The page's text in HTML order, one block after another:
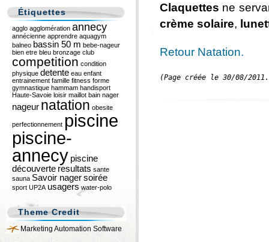
Claquettes ne
crème solaire,
Retour Natation.
(Page créée le 30/08/
Étiquettes
agglo agglomération annecy
annécienne apprendre aquagym
balneo bassin 50 m bebe-nageur
bien etre bleu bronzage club
competition condition
physique detente eau enfant
entrainement famille fitness forme
gymnastique hammam handisport
Haute-Savoie loisir maillot bain nager
nageur natation obesite
perfectionnement piscine
piscine-
annecy piscine
découverte resultats sante
sauna Savoir nagersoirée
sport UP2A usagers water-polo
Theme Credit
Marketing Automation Software